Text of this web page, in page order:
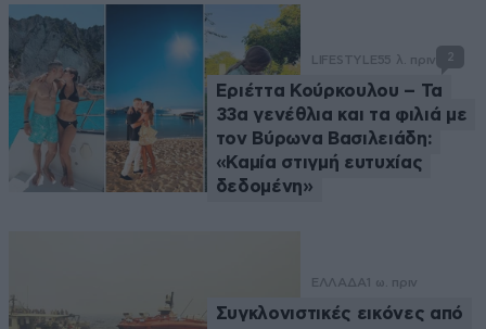
LIFESTYLE55 λ. πριν 2
Εριέττα Κούρκουλου – Τα
33α γενέθλια και τα φιλιά με
τον Βύρωνα Βασιλειάδη:
«Καμία στιγμή ευτυχίας
δεδομένη»
ΕΛΛΑΔΑ 1 ω. πριν
Συγκλονιστικές εικόνες από